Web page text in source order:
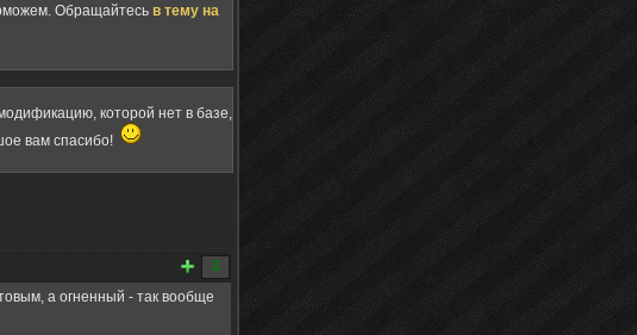
Обращайтесь в тему на
которой нет в базе,
вам спасибо!
2
а огненный - так вообще